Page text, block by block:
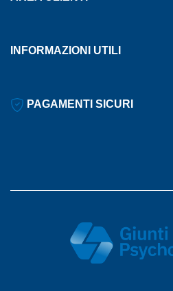
INFORMAZIONI UTILI
PAGAMENTI SICURI